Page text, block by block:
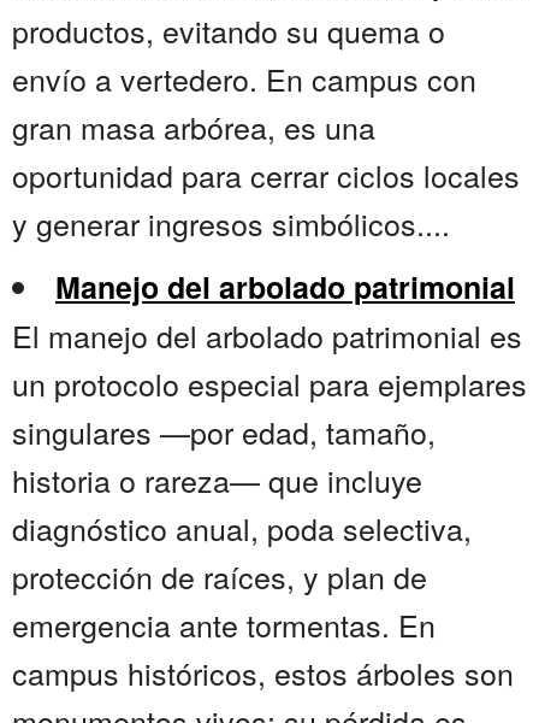
productos, evitando su quema o
envío a vertedero. En campus con
gran masa arbórea, es una
oportunidad para cerrar ciclos locales
y generar ingresos simbólicos....
Manejo del arbolado patrimonial
El manejo del arbolado patrimonial es
un protocolo especial para ejemplares
singulares —por edad, tamaño,
historia o rareza— que incluye
diagnóstico anual, poda selectiva,
protección de raíces, y plan de
emergencia ante tormentas. En
campus históricos, estos árboles son